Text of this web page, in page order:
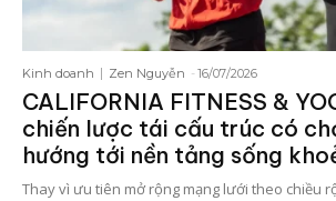
Kinh doanh Zen Nguyễn - 16/07/2026
CALIFORNIA FITNESS &
chiến lược tái cấu trúc có
hướng tới nền tảng sống
Thay vì ưu tiên mở rộng mạng lưới theo chiều